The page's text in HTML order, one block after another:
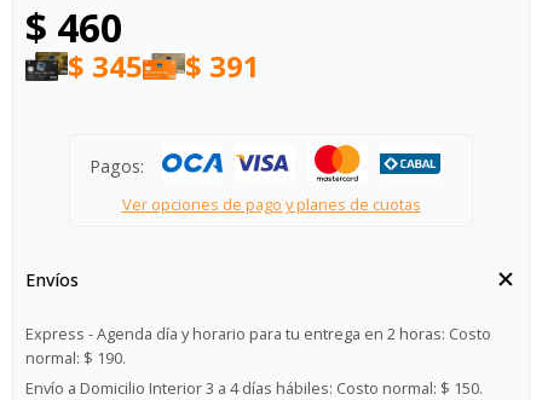
$ 460
$ 345 $ 391
Pagos:
Ver opciones de pago y planes de cuotas
Envíos
Express - Agenda día y horario para tu entrega en 2 horas: Costo
normal: $ 190.
Envío a Domicilio Interior 3 a 4 días hábiles: Costo normal: $ 150.